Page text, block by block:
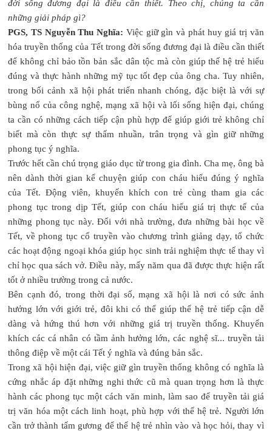
đời sống đương đại là điều cần thiết. Theo chị, chúng ta cần
những giải pháp gì?
PGS, TS Nguyễn Thu Nghĩa: Việc giữ gìn và phát huy giá trị văn
hóa truyền thống của Tết trong đời sống đương đại là điều cần thiết
để không chỉ bảo tồn bản sắc dân tộc mà còn giúp thế hệ trẻ hiểu
đúng và thực hành những mỹ tục tốt đẹp của ông cha. Tuy nhiên,
trong bối cảnh xã hội phát triển nhanh chóng, đặc biệt là với sự
bùng nổ của công nghệ, mạng xã hội và lối sống hiện đại, chúng
ta cần có những cách tiếp cận phù hợp để giúp giới trẻ không chỉ
biết mà còn thực sự thấm nhuần, trân trọng và gìn giữ những
phong tục ý nghĩa.
Trước hết cần chú trọng giáo dục từ trong gia đình. Cha mẹ, ông bà
nên dành thời gian kể chuyện giúp con cháu hiểu đúng ý nghĩa
của Tết. Động viên, khuyến khích con trẻ cùng tham gia các
phong tục trong dịp Tết, giúp con cháu hiểu giá trị thực tế của
những phong tục này. Đối với nhà trường, đưa những bài học về
Tết, về phong tục cổ truyền vào chương trình giảng dạy, tổ chức
các hoạt động ngoại khóa giúp học sinh trải nghiệm thực tế thay vì
chỉ học qua sách vở. Điều này, mấy năm qua đã được thực hiện rất
tốt ở nhiều trường trong cả nước.
Bên cạnh đó, trong thời đại số, mạng xã hội là nơi có sức ảnh
hưởng lớn với giới trẻ, đôi khi có thể giúp thế hệ trẻ tiếp cận dễ
dàng và hứng thú hơn với những giá trị truyền thống. Khuyến
khích các cá nhân có tầm ảnh hưởng lớn, các nghệ sĩ... truyền tải
thông điệp về một cái Tết ý nghĩa và đúng bản sắc.
Trong xã hội hiện đại, việc giữ gìn truyền thống không có nghĩa là
cứng nhắc áp đặt những nghi thức cũ mà quan trọng hơn là thực
hành các phong tục một cách văn minh, làm sao để truyền tải giá
trị văn hóa một cách linh hoạt, phù hợp với thế hệ trẻ. Người lớn
cần trở thành tấm gương để thế hệ trẻ nhìn vào và học hỏi, thay vì